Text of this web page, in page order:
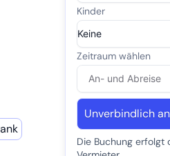
Unverbindlich
Die Buchung erfolgt